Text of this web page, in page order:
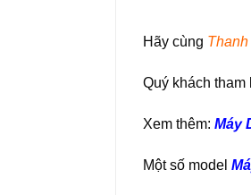
Hãy cùng
Quý khách tham
Xem thêm: Máy
Một số model